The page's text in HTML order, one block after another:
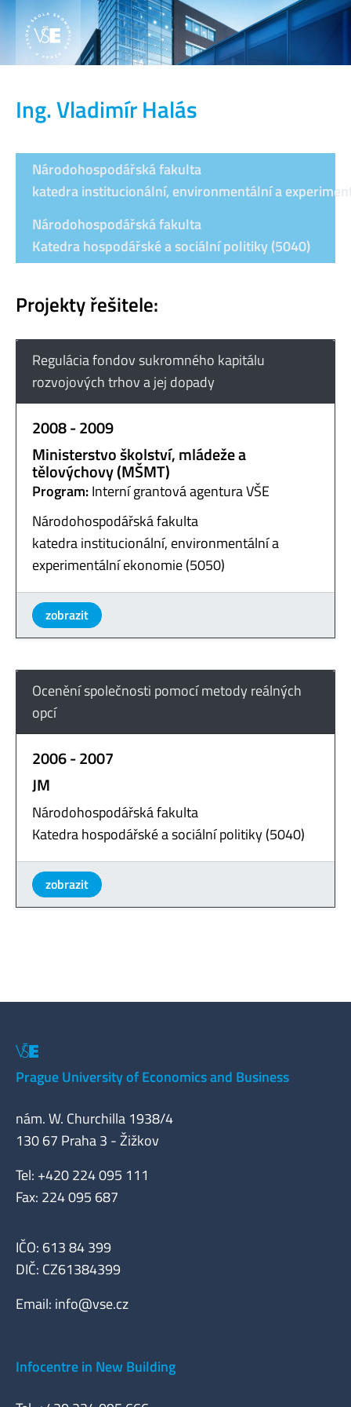
Ing. Vladimír Halás
Národohospodářská fakulta
katedra institucionální, environmentální a
Národohospodářská fakulta
Katedra hospodářské a sociální politiky (5040)
Projekty řešitele:
Regulácia fondov sukromného kapitálu
rozvojových trhov a jej dopady
2008 - 2009
Ministerstvo školství, mládeže a
tělovýchovy (MŠMT)
Program:Interní grantová agentura VŠE
Národohospodářská fakulta
katedra institucionální, environmentální a
experimentální ekonomie (5050)
zobrazit
Ocenění společnosti pomocí metody reálných
opcí
2006 - 2007
JM
Národohospodářská fakulta
Katedra hospodářské a sociální politiky (5040)
zobrazit
Prague University of Economics and Business
nám. W. Churchilla 1938/4
130 67 Praha 3 - Žižkov
Tel: +420 224 095 111
Fax: 224 095 687
IČO: 613 84 399
DIČ: CZ61384399
Email: info@vse.cz
Infocentre in New Building